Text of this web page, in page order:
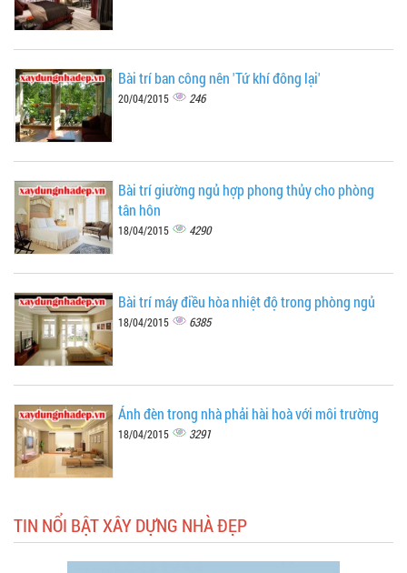
Bài trí ban công nên 'Tứ khí đông lại'
20/04/2015 246
Bài trí giường ngủ hợp phong thủy cho phòng
tân hôn
18/04/2015 4290
Bài trí máy điều hòa nhiệt độ trong phòng ngủ
18/04/2015 6385
Ánh đèn trong nhà phải hài hoà với môi trường
18/04/2015 3291
TIN NỔI BẬT XÂY DỰNG NHÀ ĐẸP